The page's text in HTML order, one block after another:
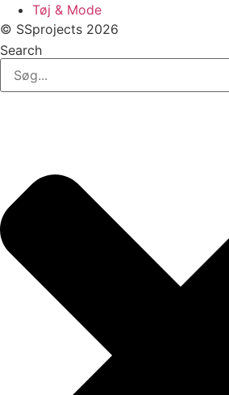
Tøj & Mode
© SSprojects 2026
Search